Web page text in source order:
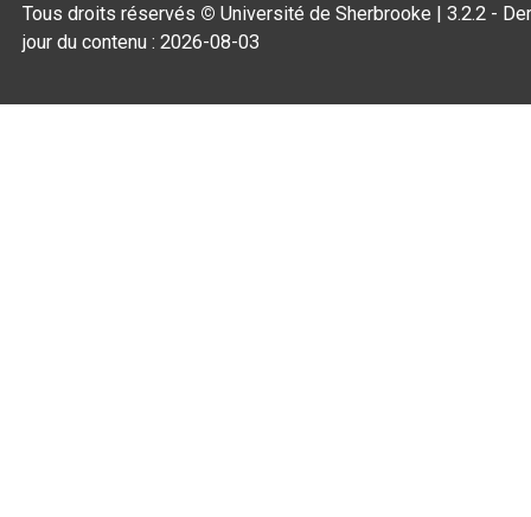
Tous droits réservés © Université de Sherbrooke |3.2.2 -
jour du contenu :2026-08-03